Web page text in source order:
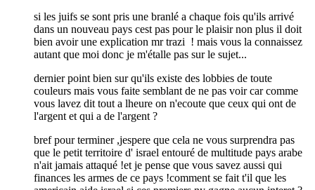
si les juifs se sont pris une branlé a chaque fois qu'ils arrivé
dans un nouveau pays cest pas pour le plaisir non plus il doit
bien avoir une explication mr trazi ! mais vous la connaissez
autant que moi donc je m'étalle pas sur le sujet...
dernier point bien sur qu'ils existe des lobbies de toute
couleurs mais vous faite semblant de ne pas voir car comme
vous lavez dit tout a lheure on n'ecoute que ceux qui ont de
l'argent et qui a de l'argent ?
bref pour terminer ,jespere que cela ne vous surprendra pas
que le petit territoire d' israel entouré de multitude pays arabe
n'ait jamais attaqué !et je pense que vous savez aussi qui
finances les armes de ce pays !comment se fait t'il que les